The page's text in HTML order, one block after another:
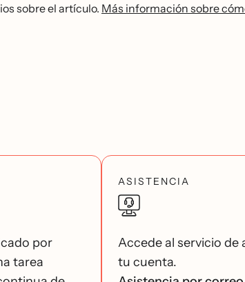
sobre el artículo. Más información sobre
por
tarea
ASISTENCIA
Accede al servicio de
tu cuenta.